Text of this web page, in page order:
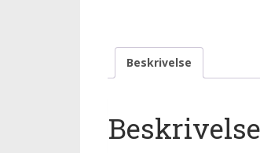
Beskrivelse
Beskrivelse